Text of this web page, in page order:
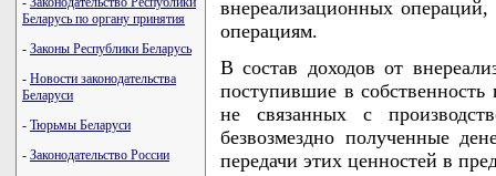
Беларусь по органу принятия
- Законы Республики Беларусь
- Новости законодательства
Беларуси
- Тюрьмы Беларуси
- Законодательство России
внереализационных
операциям.
В состав доходов от
поступившие в собственность
не связанных с
безвозмездно полученные
передачи этих ценностей в